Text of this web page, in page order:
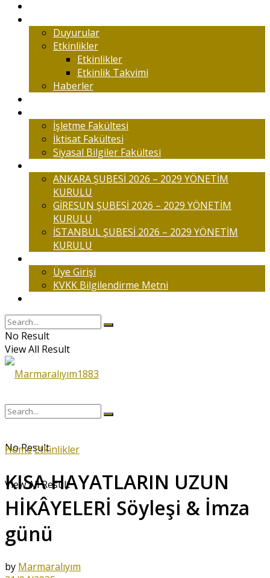
Duyurular
Etkinlikler
Etkinlikler
Etkinlik Takvimi
Haberler
İşletme Fakültesi
İktisat Fakültesi
Siyasal Bilgiler Fakültesi
ANKARA ŞUBESİ 2026 – 2029 YÖNETİM
KURULU
GİRESUN ŞUBESİ 2026 – 2029 YÖNETİM
KURULU
İSTANBUL ŞUBESİ 2026 – 2029 YÖNETİM
KURULU
Üye Girişi
KVKK Bilgilendirme Metni
No Result
View All Result
No Result
View All Result
HomeEtkinlikler
KISA HAYATLARIN UZUN
HİKÂYELERİ Söyleşi & İmza
günü
by Marmaralıyım